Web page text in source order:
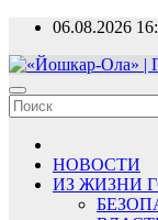
Перейти
содержимому
06.08.2026
«Йошкар-Ола» |
Новости, события,
НОВОСТИ
ИЗ ЖИЗНИ